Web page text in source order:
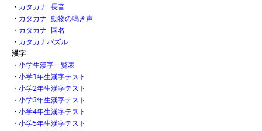
・ カタカナ 長音
・ カタカナ 動物の鳴き声
・ カタカナ 国名
・ カタカナパズル
漢字
・ 小学生漢字一覧表
・ 小学1年生漢字テスト
・ 小学2年生漢字テスト
・ 小学3年生漢字テスト
・ 小学4年生漢字テスト
・ 小学5年生漢字テスト